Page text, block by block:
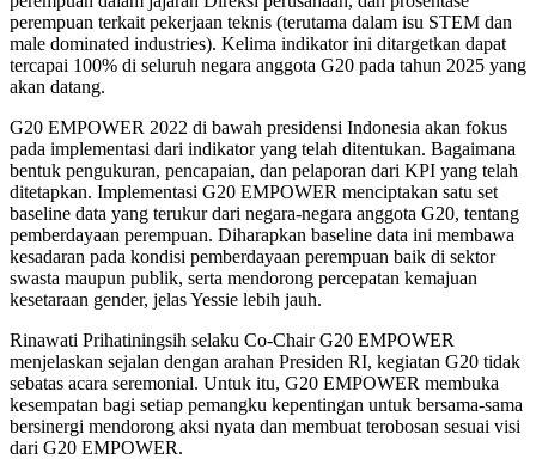
perempuan terkait pekerjaan teknis (terutama dalam isu STEM dan
male dominated industries). Kelima indikator ini ditargetkan dapat
tercapai 100% di seluruh negara anggota G20 pada tahun 2025 yang
akan datang.
G20 EMPOWER 2022 di bawah presidensi Indonesia akan fokus
pada implementasi dari indikator yang telah ditentukan. Bagaimana
bentuk pengukuran, pencapaian, dan pelaporan dari KPI yang telah
ditetapkan. Implementasi G20 EMPOWER menciptakan satu set
baseline data yang terukur dari negara-negara anggota G20, tentang
pemberdayaan perempuan. Diharapkan baseline data ini membawa
kesadaran pada kondisi pemberdayaan perempuan baik di sektor
swasta maupun publik, serta mendorong percepatan kemajuan
kesetaraan gender, jelas Yessie lebih jauh.
Rinawati Prihatiningsih selaku Co-Chair G20 EMPOWER
menjelaskan sejalan dengan arahan Presiden RI, kegiatan G20 tidak
sebatas acara seremonial. Untuk itu, G20 EMPOWER membuka
kesempatan bagi setiap pemangku kepentingan untuk bersama-sama
bersinergi mendorong aksi nyata dan membuat terobosan sesuai visi
dari G20 EMPOWER.